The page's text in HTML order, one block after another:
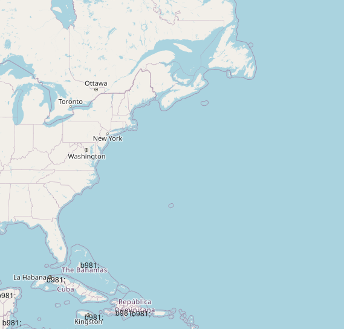
b981;
b981;
b981;
b981;
b981;
b981;